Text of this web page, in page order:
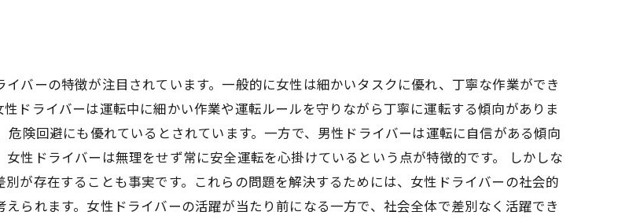
バーの特徴が注目されています。一般的に女性は細かいタスクに優れ、丁寧な作業ができ
ドライバーは運転中に細かい作業や運転ルールを守りながら丁寧に運転する傾向がありま
険回避にも優れているとされています。一方で、男性ドライバーは運転に自信がある傾向
性ドライバーは無理をせず常に安全運転を心掛けているという点が特徴的です。 しかしな
が存在することも事実です。これらの問題を解決するためには、女性ドライバーの社会的
られます。女性ドライバーの活躍が当たり前になる一方で、社会全体で差別なく活躍でき